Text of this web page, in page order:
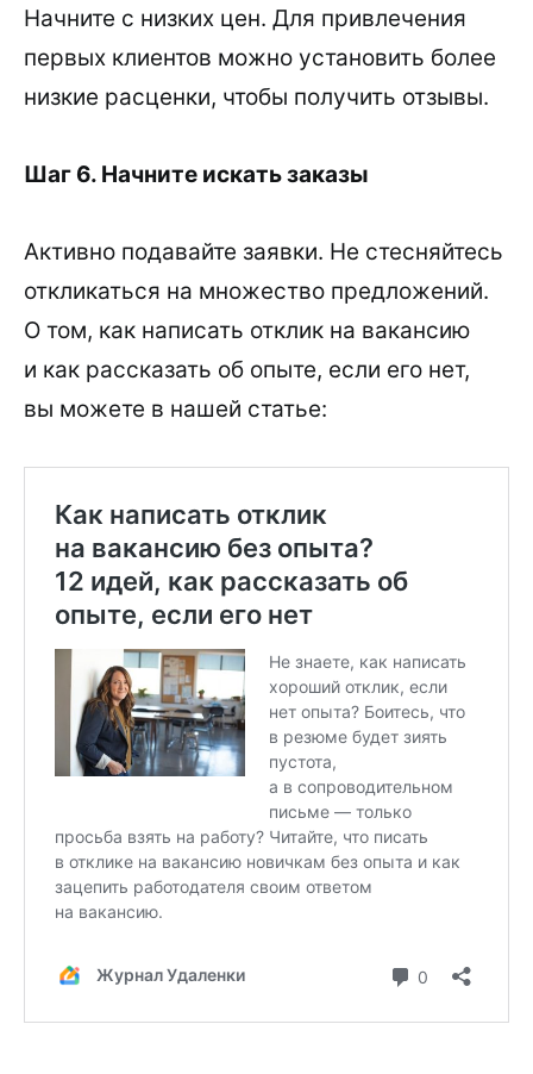
Начните с низких цен. Для привлечения
первых клиентов можно установить более
низкие расценки, чтобы получить отзывы.
Шаг 6. Начните искать заказы
Активно подавайте заявки. Не стесняйтесь
откликаться на множество предложений.
О том, как написать отклик на вакансию
и как рассказать об опыте, если его нет,
вы можете в нашей статье: